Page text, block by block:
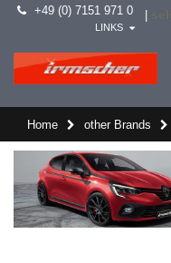
+49 (0) 7151 971 0
LINKS
Home other Brands